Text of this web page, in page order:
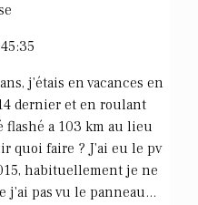
j'étais en vacances en
dernier et en roulant
a 103 km au lieu
quoi faire ? J'ai eu le pv
habituellement je ne
j'ai pas vu le panneau...